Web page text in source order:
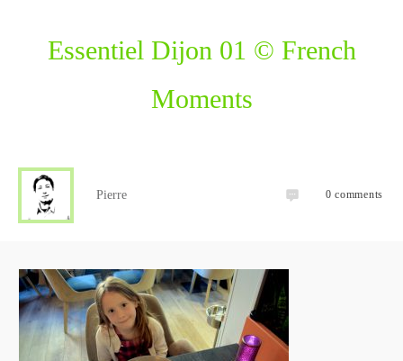
Essentiel Dijon 01 © French
Moments
Pierre 0 comments